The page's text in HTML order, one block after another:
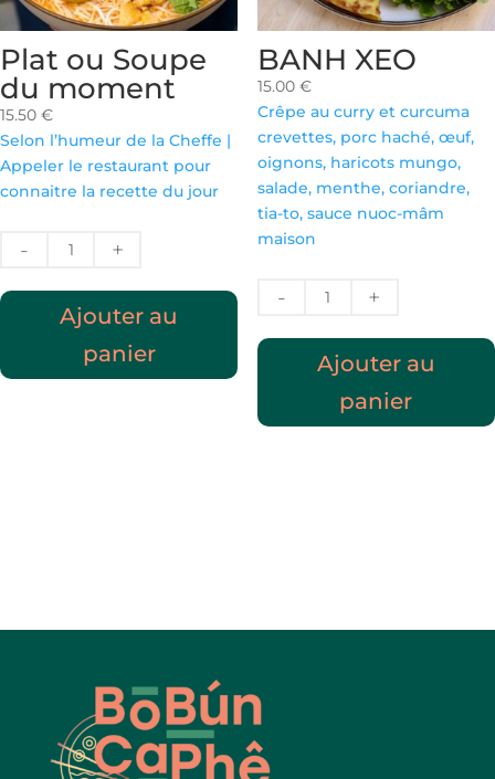
Plat ou Soupe
du moment
15.50 €
Selon l’humeur de la Cheffe |
Appeler le restaurant pour
connaitre la recette du jour
quantité
Plat
ou
Soupe
Ajouter au
panier
BANH XEO
15.00 €
Crêpe au curry et curcuma
crevettes, porc haché, œuf,
oignons, haricots mungo,
salade, menthe, coriandre,
tia-to, sauce nuoc-mâm
maison
quantité
BANH
XEO
Ajouter au
panier